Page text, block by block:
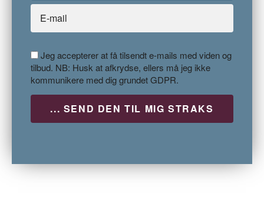
Jeg accepterer at få tilsendt e-mails med viden og
tilbud. NB: Husk at afkrydse, ellers må jeg ikke
kommunikere med dig grundet GDPR.